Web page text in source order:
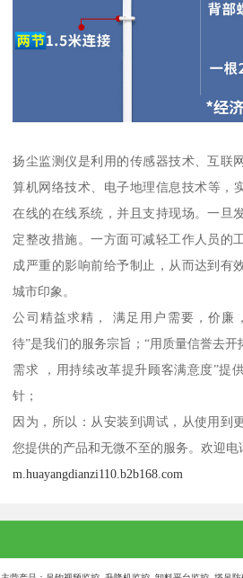
扬尘监测仪是利用的传感器技术、互联
算机网络技术、电子地理信息技术等，
在线的在线系统，并且支持现场。一旦
定整改措施。一方面可减轻工作人员的
成严重的影响前给予制止，从而达到有
城市印象。
公司精益求精， 满足用户需要，价廉
待”是我们的服务宗旨；“用质量信誉去
需求 ，用持续改革提升顾客满意度”提
针；
因为，所以：从安装到调试，从使用到
您提供的产品和无微不至的服务。欢迎电
m.huayangdianzi110.b2b168.com